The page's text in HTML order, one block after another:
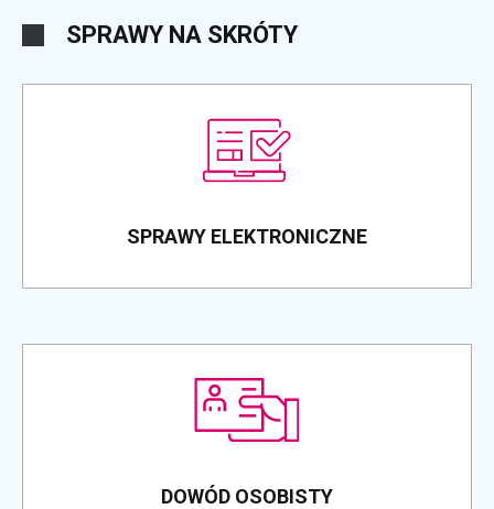
SPRAWY NA SKRÓTY
SPRAWY ELEKTRONICZNE
DOWÓD OSOBISTY